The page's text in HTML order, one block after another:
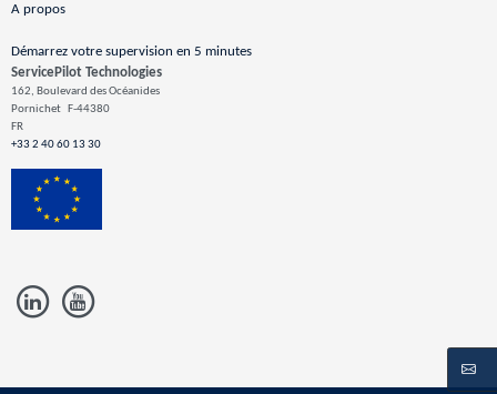
ServicePilot Technologies
162, Boulevard des Océanides
Pornichet F-44380
FR
+33 2 40 60 13 30
A propos
Démarrez votre supervision en 5 minutes